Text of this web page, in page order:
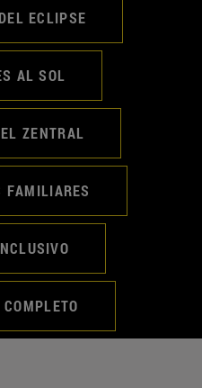
ECLIPSE
AL SOL
ZENTRAL
FAMILIARES